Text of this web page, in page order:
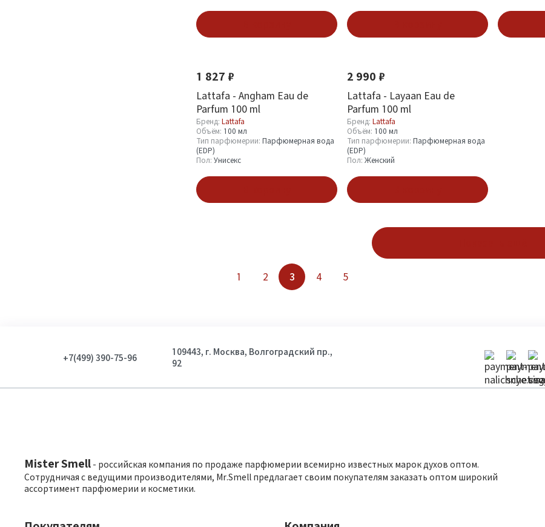
1 827 ₽
Lattafa - Angham Eau de
Parfum 100 ml
Бренд: Lattafa
Объём: 100 мл
Тип парфюмерии: Парфюмерная вода
(EDP)
Пол: Унисекс
2 990 ₽
Lattafa - Layaan Eau de
Parfum 100 ml
Бренд: Lattafa
Объём: 100 мл
Тип парфюмерии: Парфюмерная вода
(EDP)
Пол: Женский
1 2 3 4 5
+7(499) 390-75-96
109443, г. Москва, Волгоградский пр.,
92
Mister Smell - российская компания по продаже парфюмерии всемирно известных марок духов оптом.
Сотрудничая с ведущими производителями, Mr.Smell предлагает своим покупателям заказать оптом широкий
ассортимент парфюмерии и косметики.